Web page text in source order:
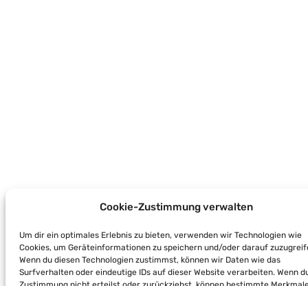
Cookie-Zustimmung verwalten
Um dir ein optimales Erlebnis zu bieten, verwenden wir Technologien wie
Cookies, um Geräteinformationen zu speichern und/oder darauf
Wenn du diesen Technologien zustimmst, können wir Daten wie das
Surfverhalten oder eindeutige IDs auf dieser Website verarbeiten. Wenn